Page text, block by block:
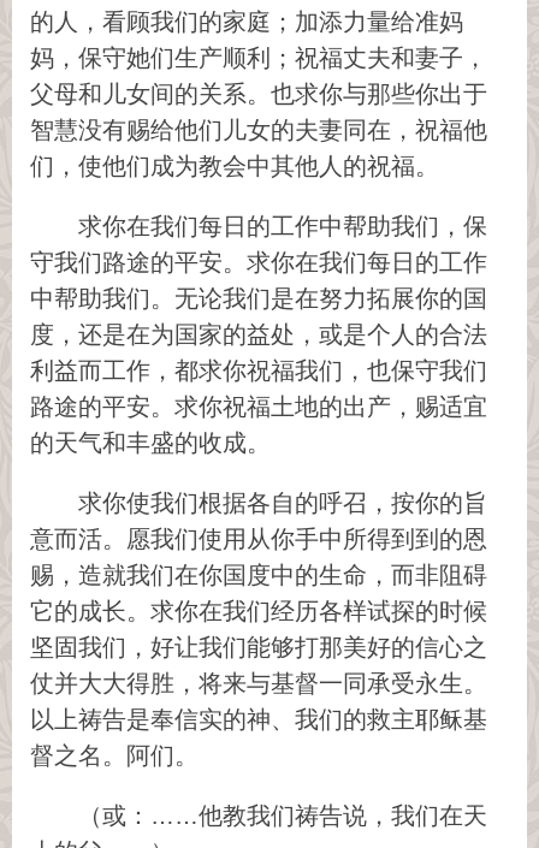
的人，看顾我们的家庭；加添力量给准妈
妈，保守她们生产顺利；祝福丈夫和妻子，
父母和儿女间的关系。也求你与那些你出于
智慧没有赐给他们儿女的夫妻同在，祝福他
们，使他们成为教会中其他人的祝福。
求你在我们每日的工作中帮助我们，保
守我们路途的平安。求你在我们每日的工作
中帮助我们。无论我们是在努力拓展你的国
度，还是在为国家的益处，或是个人的合法
利益而工作，都求你祝福我们，也保守我们
路途的平安。求你祝福土地的出产，赐适宜
的天气和丰盛的收成。
求你使我们根据各自的呼召，按你的旨
意而活。愿我们使用从你手中所得到到的恩
赐，造就我们在你国度中的生命，而非阻碍
它的成长。求你在我们经历各样试探的时候
坚固我们，好让我们能够打那美好的信心之
仗并大大得胜，将来与基督一同承受永生。
以上祷告是奉信实的神、我们的救主耶稣基
督之名。阿们。
（或：……他教我们祷告说，我们在天